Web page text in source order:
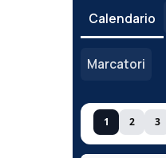
Calendario
Marcatori
1 2 3